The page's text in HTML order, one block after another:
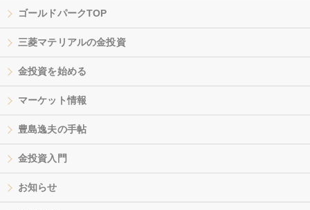
ゴールドパークTOP
三菱マテリアルの金投資
金投資を始める
マーケット情報
豊島逸夫の手帖
金投資入門
お知らせ